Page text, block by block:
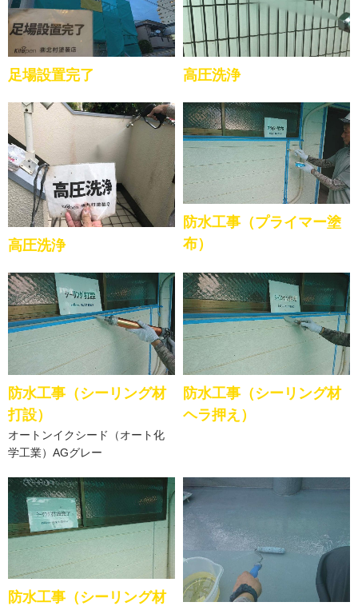
足場設置完了 高圧洗浄
高圧洗浄
防水工事（プライマー塗
布）
防水工事（シーリング材
打設）
オートンイクシード（オート化
学工業）AGグレー
防水工事（シーリング材
ヘラ押え）
防水工事（シーリング材